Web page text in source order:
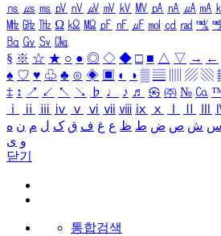
㎱ ㎲ ㎳ ㎴ ㎵ ㎶ ㎷ ㎸ ㎹ ㎀ ㎁ ㎂ ㎃
㎒ ㎓ ㎔ Ω ㏀ ㏁ ㎊ ㎋ ㎌ ㏖ ㏅ ㎭ ㎮
㏃ ㏉ ㏜ ㏆
§ ※ ☆ ★ ○ ● ◎ ◇ ◆ □ ■ △ ▽ → ←
♠ ♡ ♥ ♧ ♣ ⊙ ◈ ▣ ◐ ◑ ▒ ▤ ▨ ▧
‡ ↕ ↗ ↙ ↖ ↘ ♭ ♩ ♪ ♬ ㉿ ㈜ № ㏇
ⅰ
ⅱ ⅲ ⅳ ⅴ ⅵ ⅶ ⅷ ⅸ ⅹ
س ش ص ض ط ظ ع غ ف ق ک ل م ن ه
و ی
닫기
통합검색